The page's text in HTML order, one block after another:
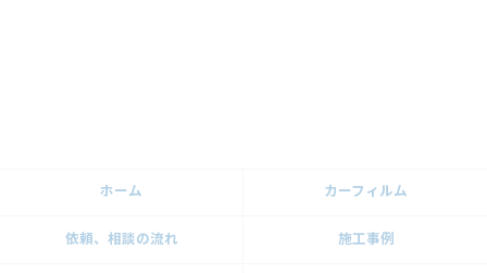
ホーム カーフィルム
依頼、相談の流れ 施工事例